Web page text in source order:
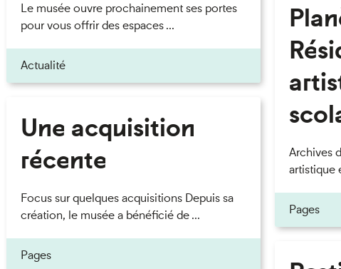
Le musée ouvre prochainement ses portes
pour vous offrir des espaces ...
Actualité
Une acquisition
récente
Focus sur quelques acquisitions Depuis sa
création, le musée a bénéficié de ...
Pages
Archives
artistique
Pages
des cookies